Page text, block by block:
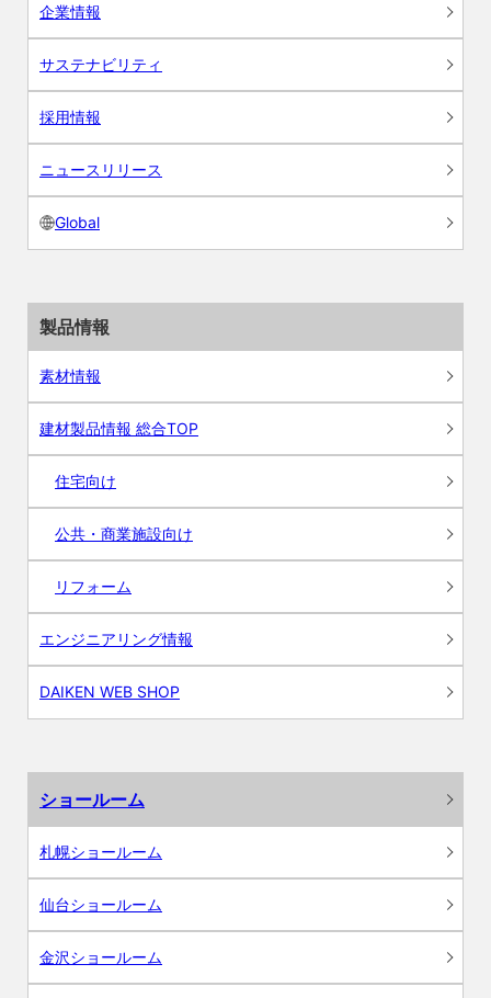
企業情報
サステナビリティ
採用情報
ニュースリリース
Global
製品情報
素材情報
建材製品情報 総合TOP
住宅向け
公共・商業施設向け
リフォーム
エンジニアリング情報
DAIKEN WEB SHOP
ショールーム
札幌ショールーム
仙台ショールーム
金沢ショールーム